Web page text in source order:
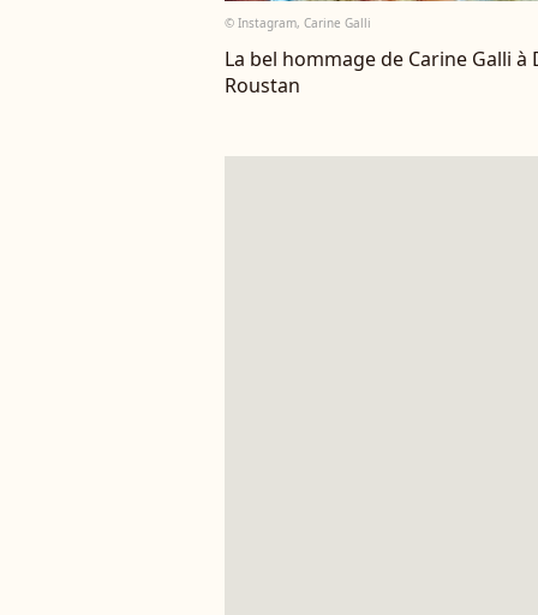
© Instagram, Carine Galli
La bel hommage de Carine Galli
Roustan